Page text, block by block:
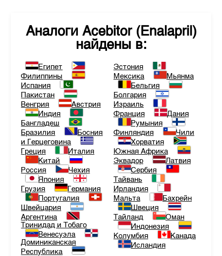
Аналоги Acebitor (Enalapril)
найдены в:
Египет
Филиппины
Испания
Пакистан
Венгрия
Австрия
Индия
Бангладеш
Бразилия
Босния
и Герцеговина
Греция
Италия
Китай
Россия
Чехия
Япония
Грузия
Германия
Португалия
Швейцария
Аргентина
Тринидад и Тобаго
Венесуэла
Доминиканская
Республика
Эстония
Мексика
Мьянма
Бельгия
Болгария
Израиль
Франция
Дания
Румыния
Финляндия
Чили
Хорватия
Южная Африка
Эквадор
Латвия
Сербия
Тайвань
Ирландия
Мальта
Бахрейн
Швеция
Тайланд
Оман
Индонезия
Колумбия
Канада
Исландия